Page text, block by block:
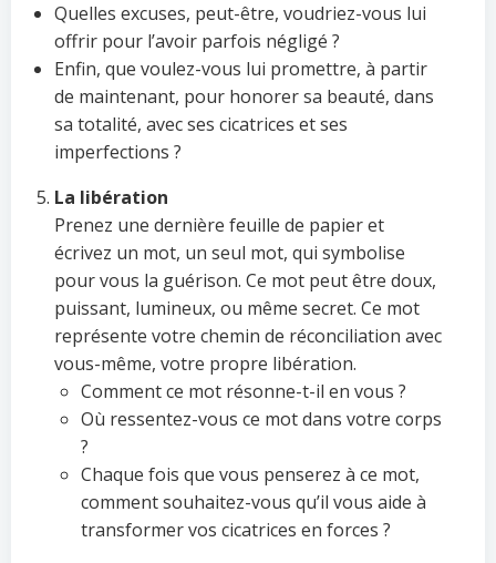
Quelles excuses, peut-être, voudriez-vous lui
offrir pour l’avoir parfois négligé ?
Enfin, que voulez-vous lui promettre, à partir
de maintenant, pour honorer sa beauté, dans
sa totalité, avec ses cicatrices et ses
imperfections ?
La libération
Prenez une dernière feuille de papier et
écrivez un mot, un seul mot, qui symbolise
pour vous la guérison. Ce mot peut être doux,
puissant, lumineux, ou même secret. Ce mot
représente votre chemin de réconciliation avec
vous-même, votre propre libération.
Comment ce mot résonne-t-il en vous ?
Où ressentez-vous ce mot dans votre corps
?
Chaque fois que vous penserez à ce mot,
comment souhaitez-vous qu’il vous aide à
transformer vos cicatrices en forces ?